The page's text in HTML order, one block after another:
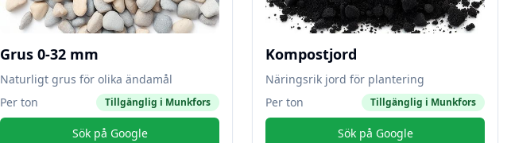
Grus 0-32 mm
Naturligt grus för olika ändamål
Per ton
Tillgänglig i Munkfors
Sök på Google
Kompostjord
Näringsrik jord för plantering
Per ton
Tillgänglig i Munkfors
Sök på Google